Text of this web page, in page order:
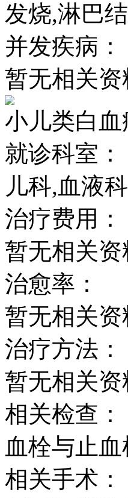
发烧,淋巴
并发疾病：
暂无相关资
小儿类白
就诊科室：
儿科,血液科
治疗费用：
暂无相关资
治愈率：
暂无相关资
治疗方法：
暂无相关资
相关检查：
血栓与止
相关手术：